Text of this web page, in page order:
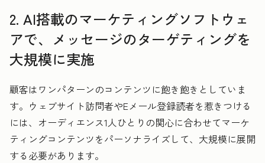
2. AI搭載のマーケティングソフトウェ
アで、メッセージのターゲティングを
大規模に実施
顧客はワンパターンのコンテンツに飽き飽きとしていま
す。ウェブサイト訪問者やEメール登録読者を惹きつける
には、オーディエンス1人ひとりの関心に合わせてマーケ
ティングコンテンツをパーソナライズして、大規模に展開
する必要があります。